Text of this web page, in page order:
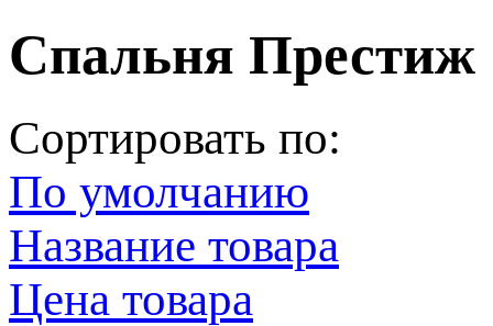
Спальня Престиж
Сортировать по:
По умолчанию
Название товара
Цена товара